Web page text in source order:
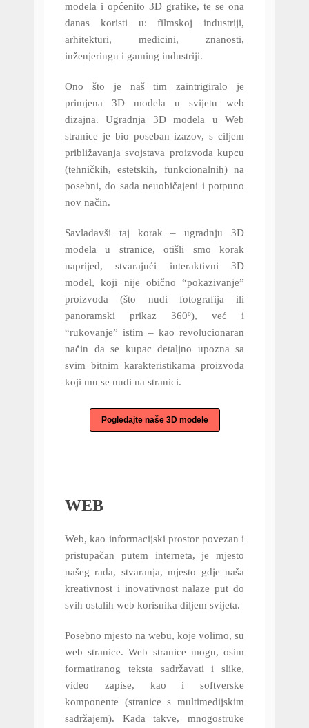
modela i općenito 3D grafike, te se ona
danas koristi u: filmskoj industriji,
arhitekturi, medicini, znanosti,
inženjeringu i gaming industriji.
Ono što je naš tim zaintrigiralo je
primjena 3D modela u svijetu web
dizajna. Ugradnja 3D modela u Web
stranice je bio poseban izazov, s ciljem
približavanja svojstava proizvoda kupcu
(tehničkih, estetskih, funkcionalnih) na
posebni, do sada neuobičajeni i potpuno
nov način.
Savladavši taj korak – ugradnju 3D
modela u stranice, otišli smo korak
naprijed, stvarajući interaktivni 3D
model, koji nije obično “pokazivanje”
proizvoda (što nudi fotografija ili
panoramski prikaz 360º), već i
“rukovanje” istim – kao revolucionaran
način da se kupac detaljno upozna sa
svim bitnim karakteristikama proizvoda
koji mu se nudi na stranici.
Pogledajte naše 3D modele
WEB
Web, kao informacijski prostor povezan i
pristupačan putem interneta, je mjesto
našeg rada, stvaranja, mjesto gdje naša
kreativnost i inovativnost nalaze put do
svih ostalih web korisnika diljem svijeta.
Posebno mjesto na webu, koje volimo, su
web stranice. Web stranice mogu, osim
formatiranog teksta sadržavati i slike,
video zapise, kao i softverske
komponente (stranice s multimedijskim
sadržajem). Kada takve, mnogostruke